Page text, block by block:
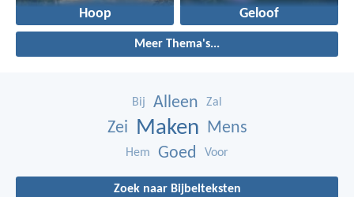
Hoop Geloof
Meer Thema's...
Bij Alleen Zal
Zei Maken Mens
Hem Goed Voor
Zoek naar Bijbelteksten